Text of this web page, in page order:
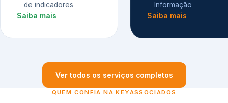
de indicadores
Saiba mais
Informação
Saiba mais
Ver todos os serviços completos
QUEM CONFIA NA KEYASSOCIADOS